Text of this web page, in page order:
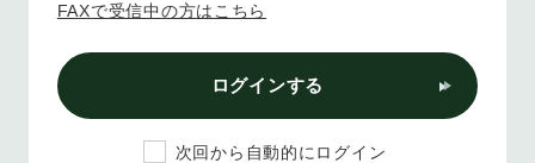
FAXで受信中の方はこちら
ログインする
次回から自動的にログイン